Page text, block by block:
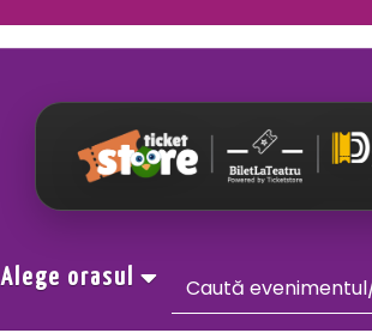
Alege orasul